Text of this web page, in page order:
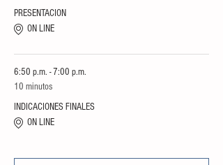
PRESENTACION
ON LINE
6:50 p.m. - 7:00 p.m.
10 minutos
INDICACIONES FINALES
ON LINE